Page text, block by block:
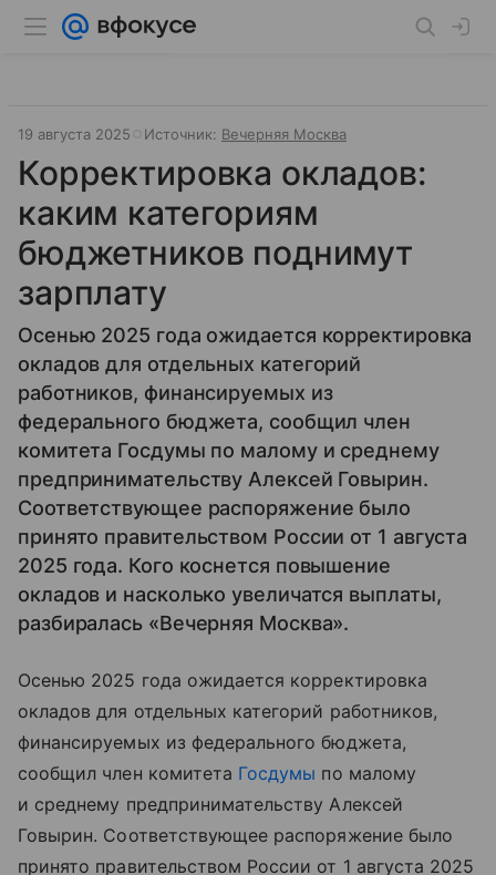
19 августа 2025 Источник: Вечерняя Москва
Корректировка окладов:
каким категориям
бюджетников поднимут
зарплату
Осенью 2025 года ожидается корректировка
окладов для отдельных категорий
работников, финансируемых из
федерального бюджета, сообщил член
комитета Госдумы по малому и среднему
предпринимательству Алексей Говырин.
Соответствующее распоряжение было
принято правительством России от 1 августа
2025 года. Кого коснется повышение
окладов и насколько увеличатся выплаты,
разбиралась «Вечерняя Москва».
Осенью 2025 года ожидается корректировка
окладов для отдельных категорий работников,
финансируемых из федерального бюджета,
сообщил член комитета Госдумы по малому
и среднему предпринимательству Алексей
Говырин. Соответствующее распоряжение было
принято правительством России от 1 августа 2025